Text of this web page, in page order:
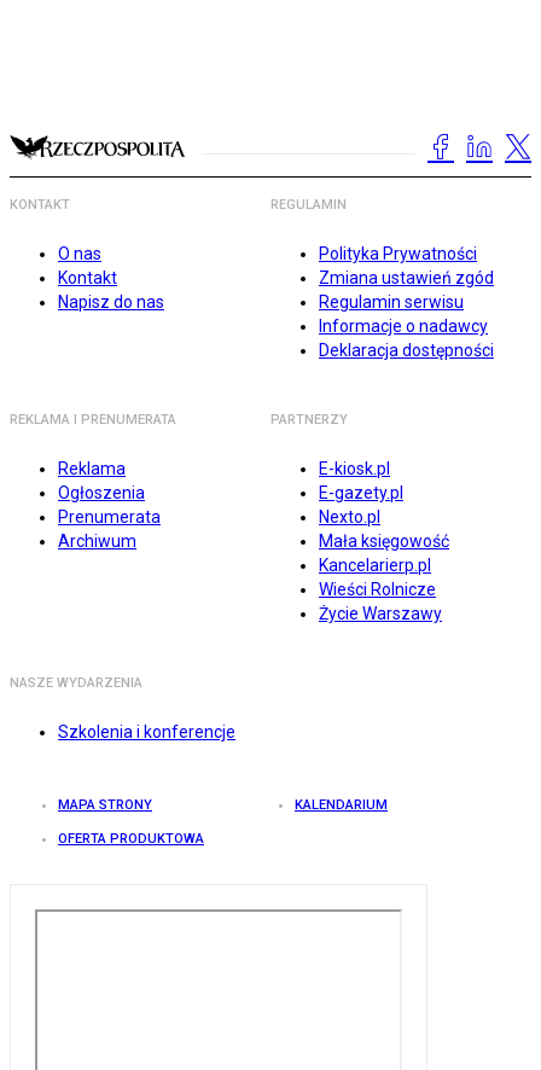
KONTAKT
O nas
Kontakt
Napisz do nas
REGULAMIN
Polityka Prywatności
Zmiana ustawień zgód
Regulamin serwisu
Informacje o nadawcy
Deklaracja dostępności
REKLAMA I PRENUMERATA
Reklama
Ogłoszenia
Prenumerata
Archiwum
PARTNERZY
E-kiosk.pl
E-gazety.pl
Nexto.pl
Mała księgowość
Kancelarierp.pl
Wieści Rolnicze
Życie Warszawy
NASZE WYDARZENIA
Szkolenia i konferencje
MAPA STRONY KALENDARIUM
OFERTA PRODUKTOWA